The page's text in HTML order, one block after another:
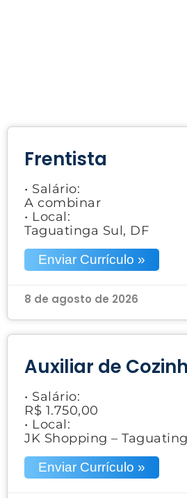
Frentista
• Salário:
A combinar
• Local:
Taguatinga Sul, DF
Enviar Currículo »
8 de agosto de 2026
Auxiliar de
• Salário:
R$ 1.750,00
• Local:
JK Shopping –
Enviar Currículo »